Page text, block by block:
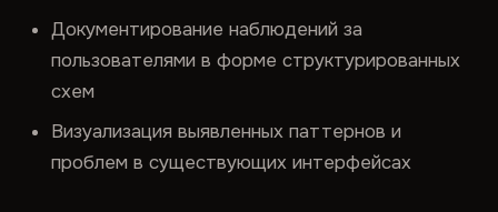
Документирование наблюдений за
пользователями в форме структурированных
схем
Визуализация выявленных паттернов и
проблем в существующих интерфейсах